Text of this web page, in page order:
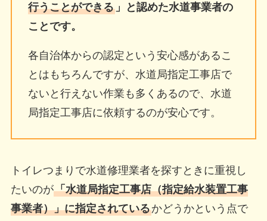
行うことができる」と認めた水道事業者の
ことです。
各自治体からの認定という安心感があるこ
とはもちろんですが、水道局指定工事店で
ないと行えない作業も多くあるので、水道
局指定工事店に依頼するのが安心です。
トイレつまりで水道修理業者を探すときに重視し
たいのが「水道局指定工事店（指定給水装置工事
事業者）」に指定されているかどうかという点で